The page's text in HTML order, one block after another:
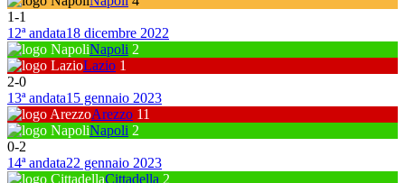
1-1
12ª andata18 dicembre 2022
Napoli 2
Lazio 1
2-0
13ª andata15 gennaio 2023
Arezzo 11
Napoli 2
0-2
14ª andata22 gennaio 2023
Cittadella 2